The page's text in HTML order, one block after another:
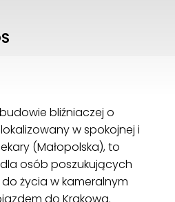
bliźniaczej o
w spokojnej i
(Małopolska), to
osób poszukujących
życia w kameralnym